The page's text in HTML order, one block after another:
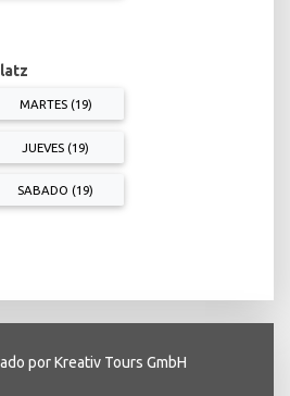
MARTES (19)
JUEVES (19)
SABADO (19)
por Kreativ Tours GmbH